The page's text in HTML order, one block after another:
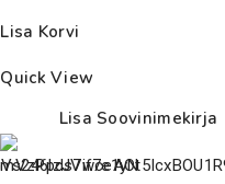
Lisa Korvi
Quick View
Lisa Soovinimekirja